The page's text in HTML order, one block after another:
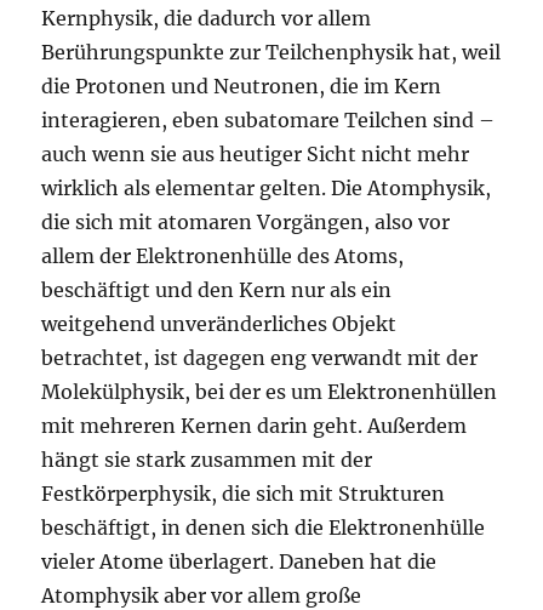
Kernphysik, die dadurch vor allem
Berührungspunkte zur Teilchenphysik hat, weil
die Protonen und Neutronen, die im Kern
interagieren, eben subatomare Teilchen sind –
auch wenn sie aus heutiger Sicht nicht mehr
wirklich als elementar gelten. Die Atomphysik,
die sich mit atomaren Vorgängen, also vor
allem der Elektronenhülle des Atoms,
beschäftigt und den Kern nur als ein
weitgehend unveränderliches Objekt
betrachtet, ist dagegen eng verwandt mit der
Molekülphysik, bei der es um Elektronenhüllen
mit mehreren Kernen darin geht. Außerdem
hängt sie stark zusammen mit der
Festkörperphysik, die sich mit Strukturen
beschäftigt, in denen sich die Elektronenhülle
vieler Atome überlagert. Daneben hat die
Atomphysik aber vor allem große